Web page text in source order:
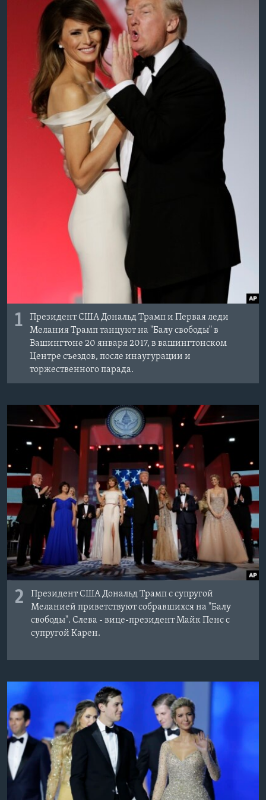
Learning English
СОЦИАЛЬНЫЕ СЕТИ
Языки
1
Президент США Дональд Трамп и Первая леди
Мелания Трамп танцуют на "Балу свободы" в
Вашингтоне 20 января 2017, в вашингтонском
Центре съездов, после инаугурации и
торжественного парада.
2
Президент США Дональд Трамп с супругой
Меланией приветствуют собравшихся на "Балу
свободы". Слева - вице-президент Майк Пенс с
супругой Карен.